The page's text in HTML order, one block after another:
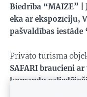
Biedrība “MAIZE”
ēka ar ekspozīciju,
pašvaldības iestāde
Privāto tūrisma
SAFARI braucieni
komandu